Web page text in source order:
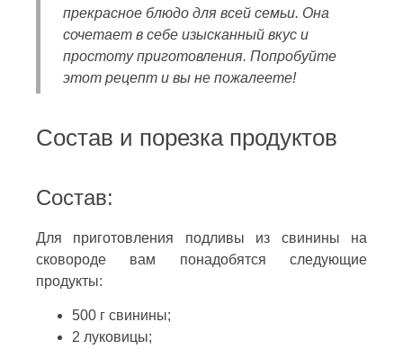
прекрасное блюдо для всей семьи. Она
сочетает в себе изысканный вкус и
простоту приготовления. Попробуйте
этот рецепт и вы не пожалеете!
Состав и порезка продуктов
Состав:
Для приготовления подливы из свинины на
сковороде вам понадобятся следующие
продукты:
500 г свинины;
2 луковицы;